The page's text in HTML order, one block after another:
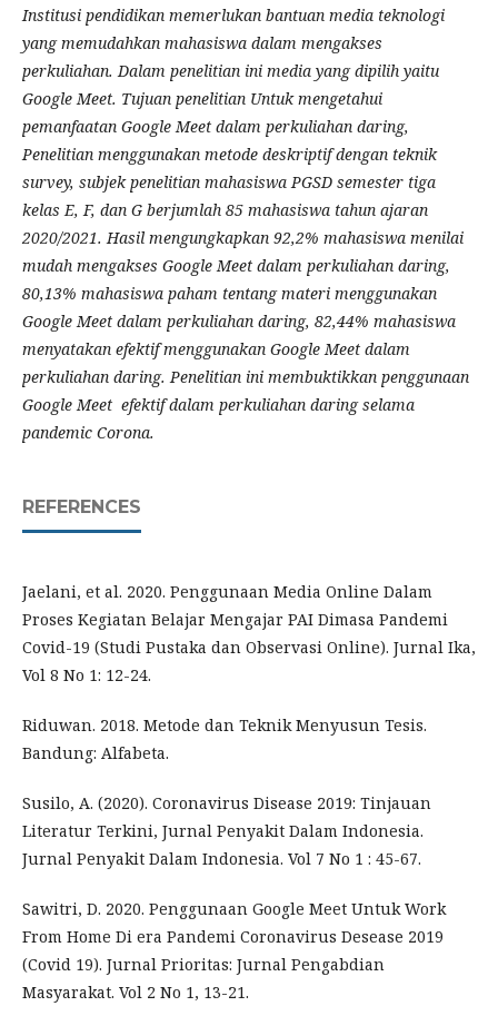
Institusi pendidikan memerlukan bantuan media teknologi
yang memudahkan mahasiswa dalam mengakses
perkuliahan. Dalam penelitian ini media yang dipilih yaitu
Google Meet. Tujuan penelitian Untuk mengetahui
pemanfaatan Google Meet dalam perkuliahan daring,
Penelitian menggunakan metode deskriptif dengan teknik
survey, subjek penelitian mahasiswa PGSD semester tiga
kelas E, F, dan G berjumlah 85 mahasiswa tahun ajaran
2020/2021. Hasil mengungkapkan 92,2% mahasiswa menilai
mudah mengakses Google Meet dalam perkuliahan daring,
80,13% mahasiswa paham tentang materi menggunakan
Google Meet dalam perkuliahan daring, 82,44% mahasiswa
menyatakan efektif menggunakan Google Meet dalam
perkuliahan daring. Penelitian ini membuktikkan penggunaan
Google Meet efektif dalam perkuliahan daring selama
pandemic Corona.
REFERENCES
Jaelani, et al. 2020. Penggunaan Media Online Dalam
Proses Kegiatan Belajar Mengajar PAI Dimasa Pandemi
Covid-19 (Studi Pustaka dan Observasi Online). Jurnal Ika,
Vol 8 No 1: 12-24.
Riduwan. 2018. Metode dan Teknik Menyusun Tesis.
Bandung: Alfabeta.
Susilo, A. (2020). Coronavirus Disease 2019: Tinjauan
Literatur Terkini, Jurnal Penyakit Dalam Indonesia.
Jurnal Penyakit Dalam Indonesia. Vol 7 No 1 : 45-67.
Sawitri, D. 2020. Penggunaan Google Meet Untuk Work
From Home Di era Pandemi Coronavirus Desease 2019
(Covid 19). Jurnal Prioritas: Jurnal Pengabdian
Masyarakat. Vol 2 No 1, 13-21.